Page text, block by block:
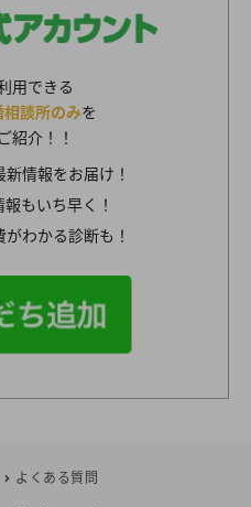
用できる
談所のみを
紹介！！
情報をお届け！
もいち早く！
わかる診断も！
よくある質問